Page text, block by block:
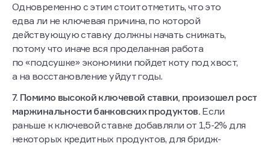
Одновременно с этим стоит отметить, что это
едва ли не ключевая причина, по которой
действующую ставку должны начать снижать,
потому что иначе вся проделанная работа
по «подсушке» экономики пойдет коту под хвост,
а на восстановление уйдут годы.
7. Помимо высокой ключевой ставки, произошел рост
маржинальности банковских продуктов. Если
раньше к ключевой ставке добавляли от 1,5-2% для
некоторых кредитных продуктов, для бридж-